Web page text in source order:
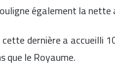
également la
dernière a accueilli
que le Royaume.